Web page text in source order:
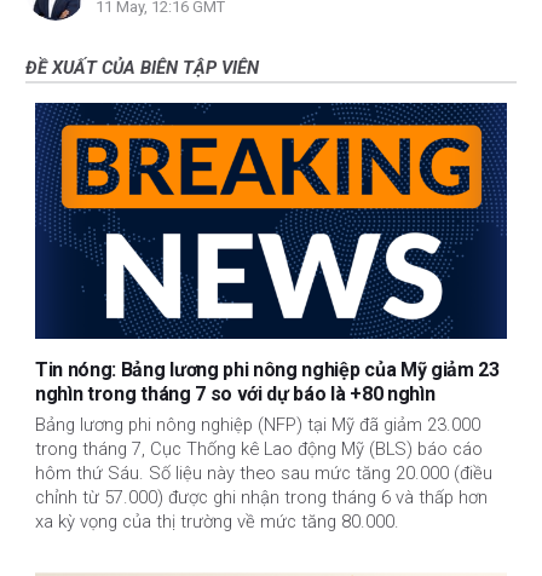
11 May, 12:16 GMT
ĐỀ XUẤT CỦA BIÊN TẬP VIÊN
Tin nóng: Bảng lương phi nông nghiệp của Mỹ giảm 23
nghìn trong tháng 7 so với dự báo là +80 nghìn
Bảng lương phi nông nghiệp (NFP) tại Mỹ đã giảm 23.000
trong tháng 7, Cục Thống kê Lao động Mỹ (BLS) báo cáo
hôm thứ Sáu. Số liệu này theo sau mức tăng 20.000 (điều
chỉnh từ 57.000) được ghi nhận trong tháng 6 và thấp hơn
xa kỳ vọng của thị trường về mức tăng 80.000.